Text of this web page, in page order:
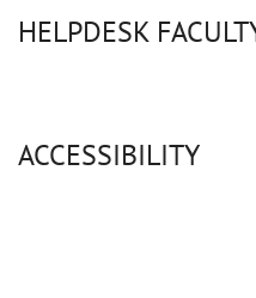
HELPDESK
ACCESSIBILITY